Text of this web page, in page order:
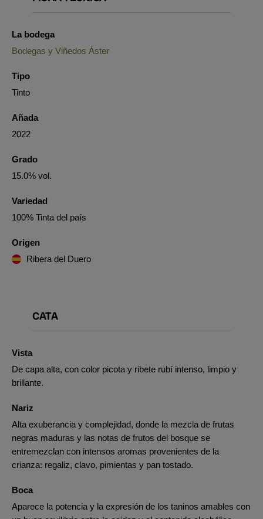
La bodega
Bodegas y Viñedos Áster
Tipo
Tinto
Añada
2022
Grado
15.0% vol.
Variedad
100% Tinta del país
Origen
Ribera del Duero
CATA
Vista
De capa alta, con color picota y ribete rubí intenso, limpio y
brillante.
Nariz
Alta exuberancia y complejidad, donde la mezcla de frutas
negras maduras y las notas de frutos del bosque se
entremezclan con intensos aromas provenientes de la
crianza: regaliz, clavo, pimientas y pan tostado.
Boca
Aparece la potencia y la expresión de los taninos amables con